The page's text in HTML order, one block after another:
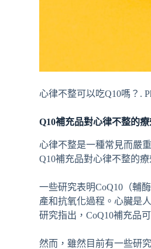
心律不整可以吃Q10嗎？.
Q10補充品對心律不整的
心律不整是一種常見而嚴
Q10補充品對心律不整的
一些研究表明CoQ10（輔
產和抗氧化過程。心臟是
研究指出，CoQ10補充品
然而，雖然目前有一些研